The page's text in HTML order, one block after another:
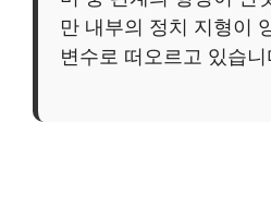
만 내부의 정치 지형이
변수로 떠오르고 있습니